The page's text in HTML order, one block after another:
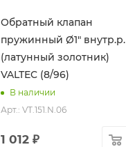
Обратный клапан
пружинный Ø1" внутр.р.
(латунный золотник)
VALTEC (8/96)
В наличии
Арт.: VT.151.N.06
1 012₽